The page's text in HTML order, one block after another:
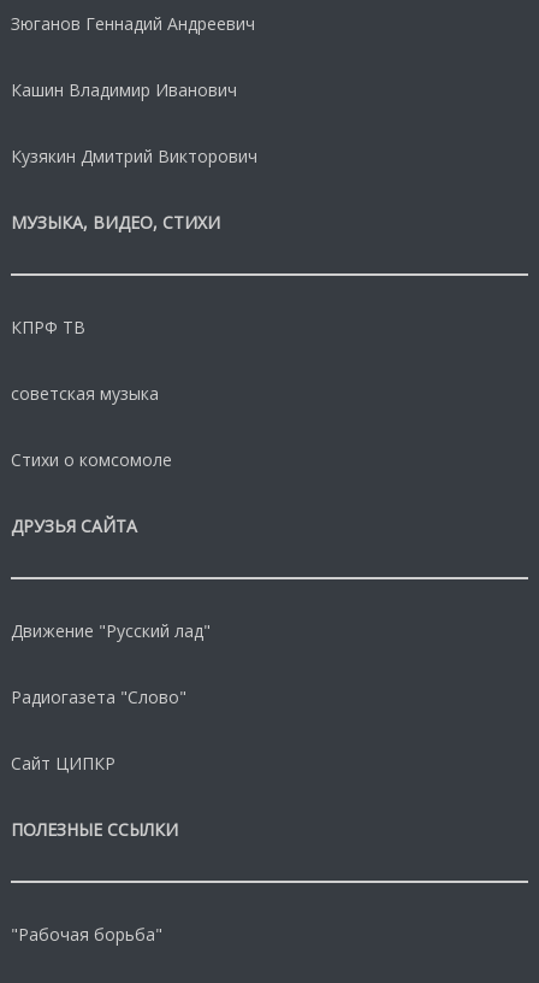
Зюганов Геннадий Андреевич
Кашин Владимир Иванович
Кузякин Дмитрий Викторович
МУЗЫКА, ВИДЕО, СТИХИ
КПРФ ТВ
советская музыка
Стихи о комсомоле
ДРУЗЬЯ САЙТА
Движение "Русский лад"
Радиогазета "Слово"
Сайт ЦИПКР
ПОЛЕЗНЫЕ ССЫЛКИ
"Рабочая борьба"